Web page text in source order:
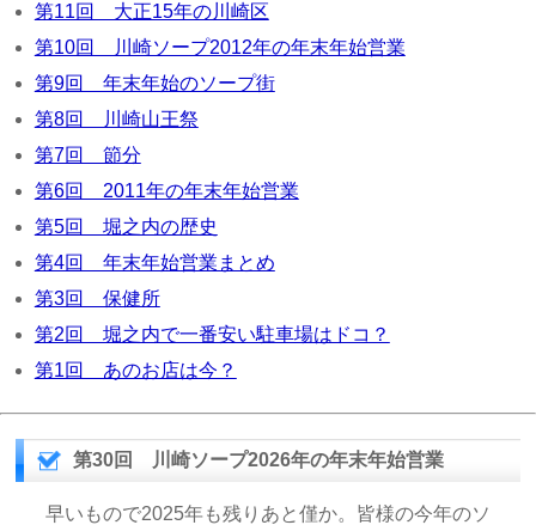
第11回 大正15年の川崎区
第10回 川崎ソープ2012年の年末年始営業
第9回 年末年始のソープ街
第8回 川崎山王祭
第7回 節分
第6回 2011年の年末年始営業
第5回 堀之内の歴史
第4回 年末年始営業まとめ
第3回 保健所
第2回 堀之内で一番安い駐車場はドコ？
第1回 あのお店は今？
第30回 川崎ソープ2026年の年末年始営業
早いもので2025年も残りあと僅か。皆様の今年のソ